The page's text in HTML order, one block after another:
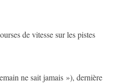
de vitesse sur les pistes
ne sait jamais »), dernière